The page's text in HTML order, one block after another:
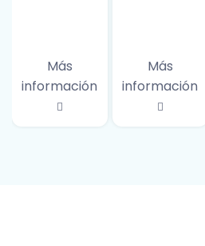
Más
información
Más
información